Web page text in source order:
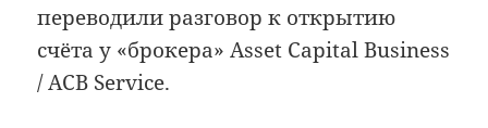
переводили разговор к открытию
счёта у «брокера» Asset Capital Business
/ ACB Service.